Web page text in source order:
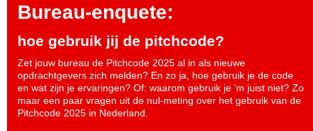
Bureau-enquete:
hoe gebruik jij de pitchcode?
Zet jouw bureau de Pitchcode 2025 al in als nieuwe
opdrachtgevers zich melden? En zo ja, hoe gebruik je de code
en wat zijn je ervaringen? Of: waarom gebruik je ‘m juist niet? Zo
maar een paar vragen uit de nul-meting over het gebruik van de
Pitchcode 2025 in Nederland.